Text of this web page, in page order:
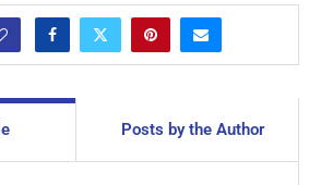
Posts by the Author